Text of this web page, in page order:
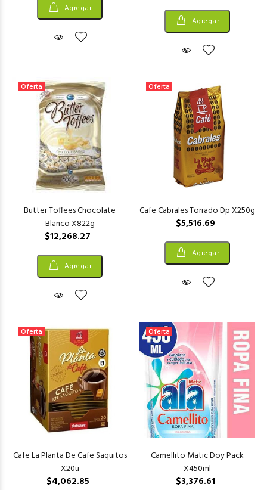
Agregar
Agregar
Oferta
Butter Toffees Chocolate
Blanco X822g
$12,268.27
Agregar
Oferta
Cafe Cabrales Torrado Dp X250g
$5,516.69
Agregar
Oferta
Cafe La Planta De Cafe Saquitos
X20u
$4,062.85
Oferta
Camellito Matic Doy Pack
X450ml
$3,376.61